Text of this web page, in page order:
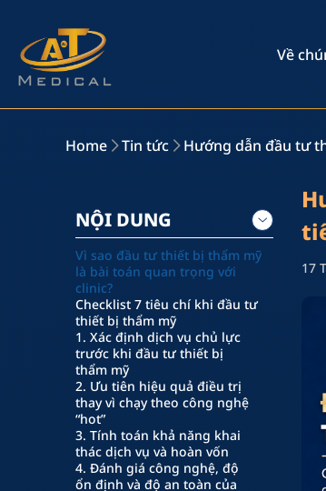
Về
Home Tin tức Hướng dẫn đầu tư
NỘI DUNG
Vì sao đầu tư thiết bị thẩm mỹ
là bài toán quan trọng với
clinic?
Checklist 7 tiêu chí khi đầu tư
thiết bị thẩm mỹ
1. Xác định dịch vụ chủ lực
trước khi đầu tư thiết bị
thẩm mỹ
2. Ưu tiên hiệu quả điều trị
thay vì chạy theo công nghệ
“hot”
3. Tính toán khả năng khai
thác dịch vụ và hoàn vốn
4. Đánh giá công nghệ, độ
ổn định và độ an toàn của
17